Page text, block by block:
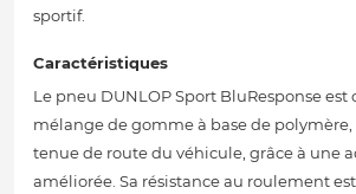
sportif.
Caractéristiques
Le pneu DUNLOP Sport BluResponse est
mélange de gomme à base de
tenue de route du véhicule, grâce à une
améliorée. Sa résistance au roulement